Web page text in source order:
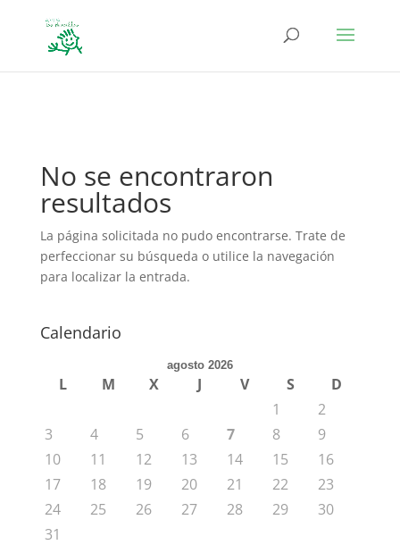
No se encontraron
resultados
La página solicitada no pudo encontrarse. Trate de
perfeccionar su búsqueda o utilice la navegación
para localizar la entrada.
Calendario
agosto 2026
L M X J V S
D
1
2
3
4 5 6 7 8
9
10
11 12 13 14 15
16
17
18 19 20 21 22
23
24
25 26 27 28 29
30
31